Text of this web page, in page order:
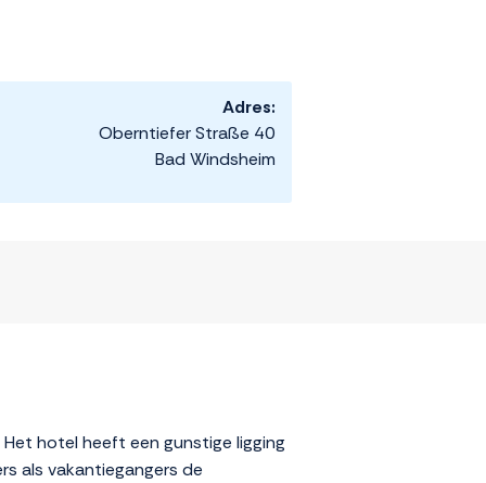
Adres:
Oberntiefer Straße 40
Bad Windsheim
hotel heeft een gunstige ligging
als vakantiegangers de